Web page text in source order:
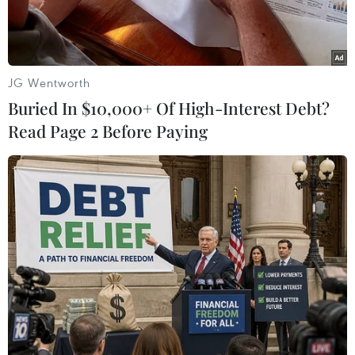
Washington.
Tổng thống Mỹ Joe Biden cùng phu nhân Jill Biden. (Ảnh:
AFP/TTXVN)
Nhiều nước châu Á và Nam Mỹ đã gửi những
lời chúc đến tân Tổng thống Mỹ Joe Biden, bày
JG Wentworth
Buried In $10,000+ Of High-Interest Debt?
Read Page 2 Before Paying